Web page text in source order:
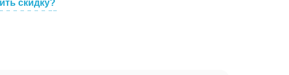
скидку?